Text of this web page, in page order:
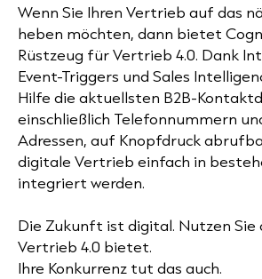
Wenn Sie Ihren Vertrieb auf das
heben möchten, dann bietet
Rüstzeug für Vertrieb 4.0. Dank
Event-Triggers und Sales
Hilfe die aktuellsten B2B-
einschließlich Telefonnummern
Adressen, auf Knopfdruck
digitale Vertrieb einfach in
integriert werden.
Die Zukunft ist digital. Nutzen Sie
Vertrieb 4.0 bietet.
Ihre Konkurrenz tut das auch.